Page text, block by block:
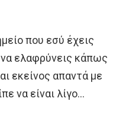
που εσύ έχεις
να ελαφρύνεις κάπως
εκείνος απαντά με
να είναι λίγο…